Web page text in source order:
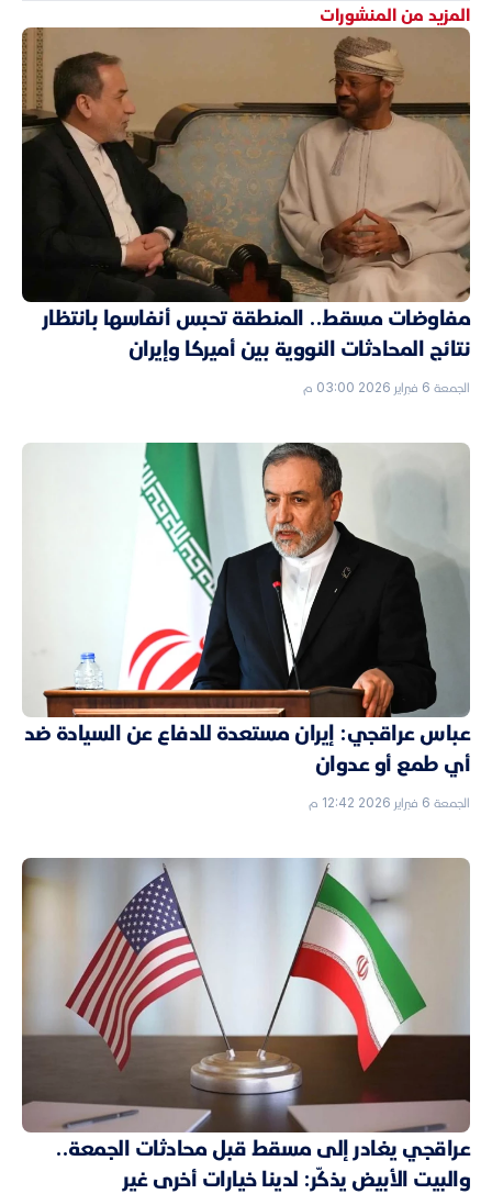
المزيد من المنشورات
مفاوضات مسقط.. المنطقة تحبس أنفاسها بانتظار
نتائج المحادثات النووية بين أميركا وإيران
الجمعة 6 فبراير 2026 03:00 م
عباس عراقجي: إيران مستعدة للدفاع عن السيادة ضد
أي طمع أو عدوان
الجمعة 6 فبراير 2026 12:42 م
عراقجي يغادر إلى مسقط قبل محادثات الجمعة..
والبيت الأبيض يذكّر: لدينا خيارات أخرى غير